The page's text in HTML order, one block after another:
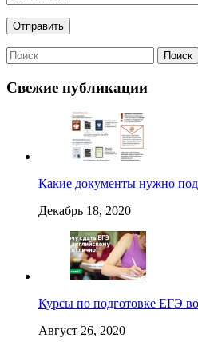
Свежие публикации
Какие документы нужно
Декабрь 18, 2020
Курсы по подготовке ЕГЭ
Август 26, 2020